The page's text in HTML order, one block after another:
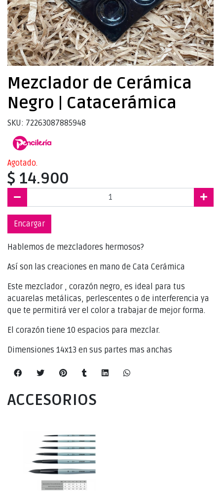
Mezclador de Cerámica
Negro | Catacerámica
SKU: 72263087885948
Agotado.
$ 14.900
Encargar
Hablemos de mezcladores hermosos?
Así son las creaciones en mano de Cata Cerámica
Este mezclador , corazón negro, es ideal para tus
acuarelas metálicas, perlescentes o de interferencia ya
que te permitirá ver el color a trabajar de mejor forma.
El corazón tiene 10 espacios para mezclar.
Dimensiones 14x13 en sus partes mas anchas
ACCESORIOS